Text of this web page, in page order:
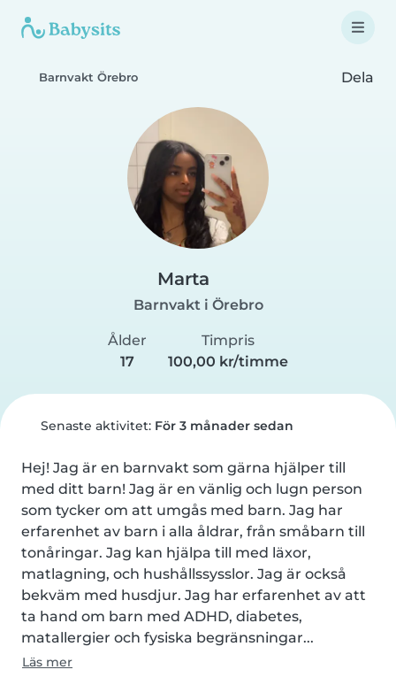
Barnvakt Örebro Dela
Marta
Barnvakt i Örebro
Ålder
17
Timpris
100,00 kr/timme
Senaste aktivitet: För 3 månader sedan
Hej! Jag är en barnvakt som gärna hjälper till
med ditt barn! Jag är en vänlig och lugn person
som tycker om att umgås med barn. Jag har
erfarenhet av barn i alla åldrar, från småbarn till
tonåringar. Jag kan hjälpa till med läxor,
matlagning, och hushållssysslor. Jag är också
bekväm med husdjur. Jag har erfarenhet av att
ta hand om barn med ADHD, diabetes,
matallergier och fysiska begränsningar...
Läs mer